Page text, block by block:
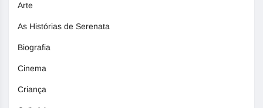
Arte
As Histórias de Serenata
Biografia
Cinema
Criança